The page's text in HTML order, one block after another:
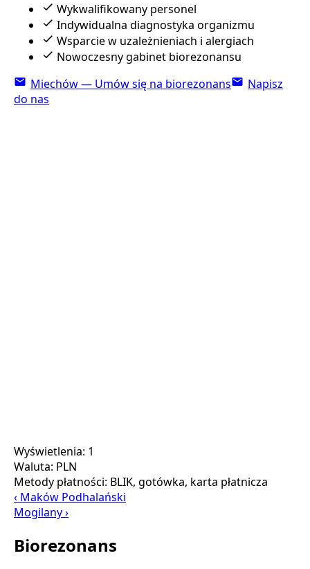
Wykwalifikowany personel
Indywidualna diagnostyka organizmu
Wsparcie w uzależnieniach i alergiach
Nowoczesny gabinet biorezonansu
Miechów — Umów się na biorezonans
Napisz
do nas
Wyświetlenia: 1
Waluta: PLN
Metody płatności: BLIK, gotówka, karta płatnicza
‹ Maków Podhalański
Mogilany ›
Biorezonans